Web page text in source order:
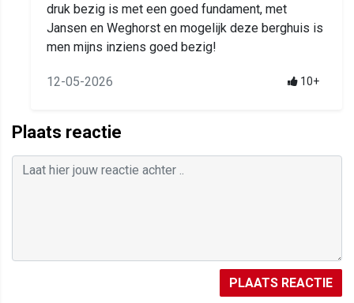
druk bezig is met een goed fundament, met
Jansen en Weghorst en mogelijk deze berghuis is
men mijns inziens goed bezig!
12-05-2026 10+
Plaats reactie
PLAATS REACTIE